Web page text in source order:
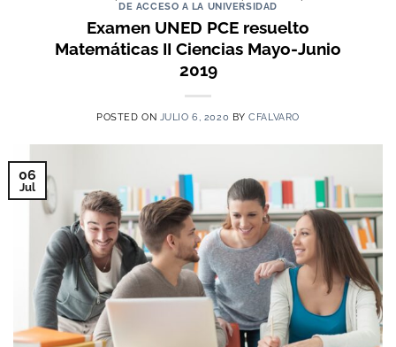
DE ACCESO A LA UNIVERSIDAD
Examen UNED PCE resuelto
Matemáticas II Ciencias Mayo-Junio
2019
POSTED ON JULIO 6, 2020 BYCFALVARO
06
Jul